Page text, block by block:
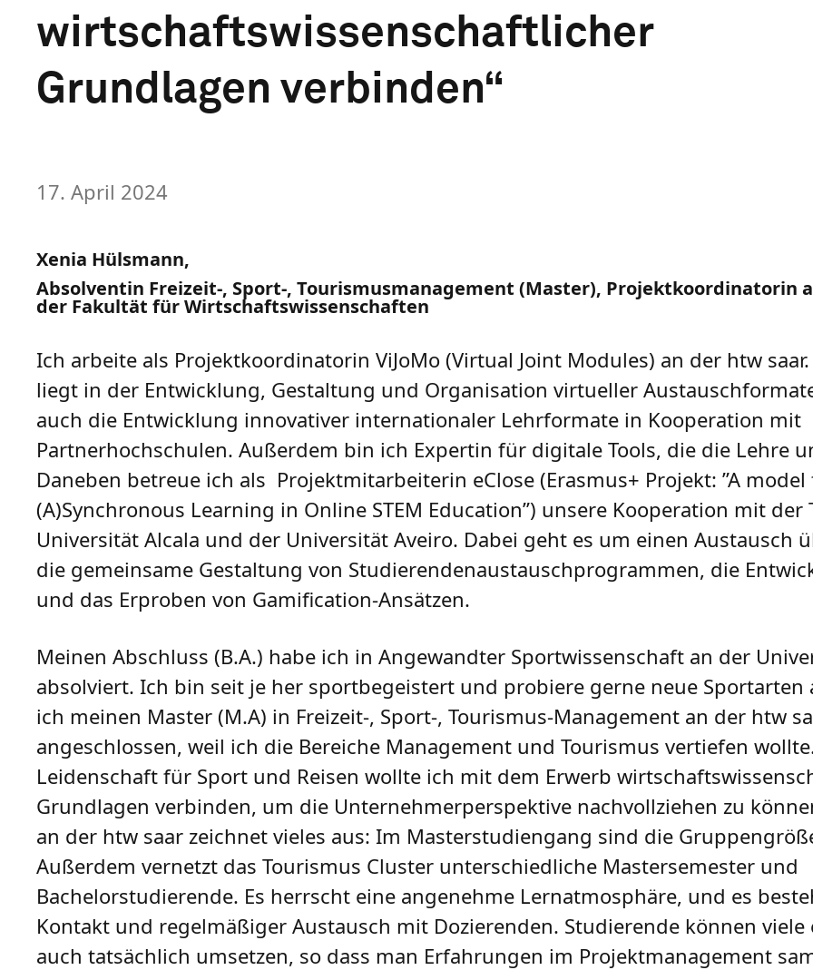
wirtschaftswissenschaftlicher
Grundlagen verbinden“
17. April 2024
Xenia Hülsmann,
Absolventin Freizeit-, Sport-, Tourismusmanagement (Master), Projektkoordinatorin
der Fakultät für Wirtschaftswissenschaften
Ich arbeite als Projektkoordinatorin ViJoMo (Virtual Joint Modules) an der htw
liegt in der Entwicklung, Gestaltung und Organisation virtueller
auch die Entwicklung innovativer internationaler Lehrformate in Kooperation mit
Partnerhochschulen. Außerdem bin ich Expertin für digitale Tools, die die Lehre
Daneben betreue ich als Projektmitarbeiterin eClose (Erasmus+ Projekt: ”A
(A)Synchronous Learning in Online STEM Education”) unsere Kooperation mit der
Universität Alcala und der Universität Aveiro. Dabei geht es um einen Austausch
die gemeinsame Gestaltung von Studierendenaustauschprogrammen, die
und das Erproben von Gamification-Ansätzen.
Meinen Abschluss (B.A.) habe ich in Angewandter Sportwissenschaft an der
absolviert. Ich bin seit je her sportbegeistert und probiere gerne neue Sportarten
ich meinen Master (M.A) in Freizeit-, Sport-, Tourismus-Management an der htw
angeschlossen, weil ich die Bereiche Management und Tourismus vertiefen
Leidenschaft für Sport und Reisen wollte ich mit dem Erwerb
Grundlagen verbinden, um die Unternehmerperspektive nachvollziehen zu
an der htw saar zeichnet vieles aus: Im Masterstudiengang sind die
Außerdem vernetzt das Tourismus Cluster unterschiedliche Mastersemester und
Bachelorstudierende. Es herrscht eine angenehme Lernatmosphäre, und es
Kontakt und regelmäßiger Austausch mit Dozierenden. Studierende können viele
auch tatsächlich umsetzen, so dass man Erfahrungen im Projektmanagement